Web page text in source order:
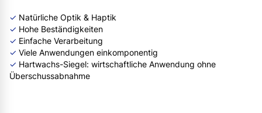
✓ Natürliche Optik & Haptik
✓ Hohe Beständigkeiten
✓ Einfache Verarbeitung
✓ Viele Anwendungen einkomponentig
✓ Hartwachs-Siegel: wirtschaftliche Anwendung ohne
Überschussabnahme